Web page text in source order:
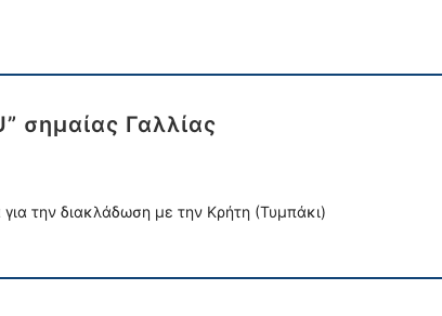
σημαίας Γαλλίας
για την διακλάδωση με την Κρήτη (Τυμπάκι)